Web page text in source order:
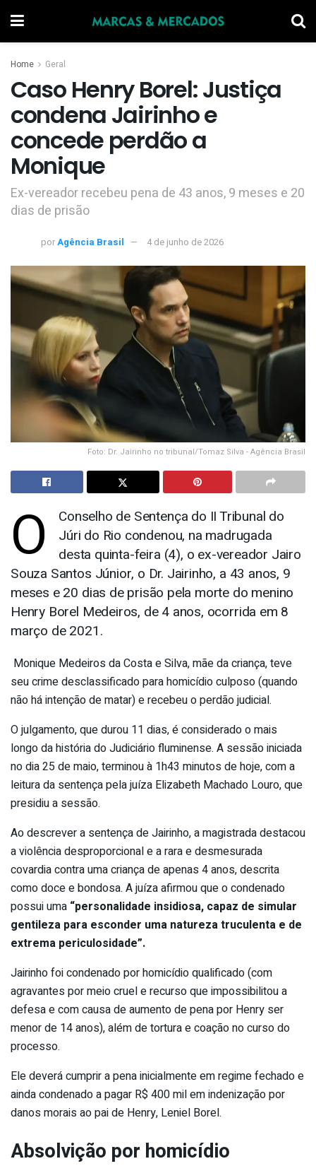
Home Geral
Caso Henry Borel: Justiça
condena Jairinho e
concede perdão a
Monique
Ex-vereador recebeu pena de 43 anos, 9 meses e 20
dias de prisão
porAgência Brasil 4 de junho de 2026
Foto: Dr. Jairinho no tribunal/Tomaz Silva - Agência Brasil
O
Conselho de Sentença do II Tribunal do
Júri do Rio condenou, na madrugada
desta quinta-feira (4), o ex-vereador Jairo
Souza Santos Júnior, o Dr. Jairinho, a 43 anos, 9
meses e 20 dias de prisão pela morte do menino
Henry Borel Medeiros, de 4 anos, ocorrida em 8
março de 2021.
Monique Medeiros da Costa e Silva, mãe da criança, teve
seu crime desclassificado para homicídio culposo (quando
não há intenção de matar) e recebeu o perdão judicial.
O julgamento, que durou 11 dias, é considerado o mais
longo da história do Judiciário fluminense. A sessão iniciada
no dia 25 de maio, terminou à 1h43 minutos de hoje, com a
leitura da sentença pela juíza Elizabeth Machado Louro, que
presidiu a sessão.
Ao descrever a sentença de Jairinho, a magistrada destacou
a violência desproporcional e a rara e desmesurada
covardia contra uma criança de apenas 4 anos, descrita
como doce e bondosa. A juíza afirmou que o condenado
possui uma “personalidade insidiosa, capaz de simular
gentileza para esconder uma natureza truculenta e de
extrema periculosidade”.
Jairinho foi condenado por homicídio qualificado (com
agravantes por meio cruel e recurso que impossibilitou a
defesa e com causa de aumento de pena por Henry ser
menor de 14 anos), além de tortura e coação no curso do
processo.
Ele deverá cumprir a pena inicialmente em regime fechado e
ainda condenado a pagar R$ 400 mil em indenização por
danos morais ao pai de Henry, Leniel Borel.
Absolvição por homicídio